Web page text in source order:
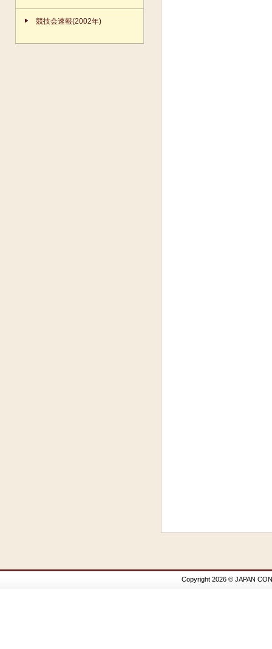
競技会速報(2002年)
Copyright 2026 © JAPAN